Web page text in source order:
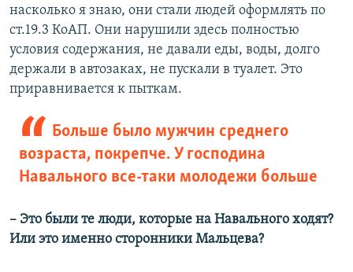
насколько я знаю, они стали людей оформлять по
ст.19.3 КоАП. Они нарушили здесь полностью
условия содержания, не давали еды, воды, долго
держали в автозаках, не пускали в туалет. Это
приравнивается к пыткам.
Больше было мужчин среднего
возраста, покрепче. У господина
Навального все-таки молодежи больше
– Это были те люди, которые на Навального ходят?
Или это именно сторонники Мальцева?